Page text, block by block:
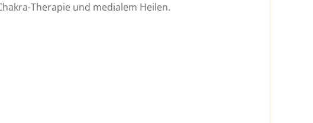
Therapie und medialem Heilen.